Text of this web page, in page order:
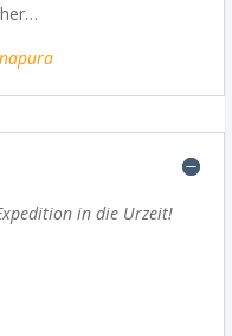
in die Urzeit!